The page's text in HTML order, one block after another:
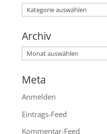
Kategorien
Archiv
Archiv
Meta
Anmelden
Eintrags-Feed
Kommentar-Feed